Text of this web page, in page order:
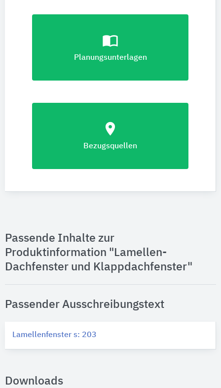
import_contacts
Planungsunterlagen
location_on
Bezugsquellen
Passende Inhalte zur
Produktinformation "Lamellen-
Dachfenster und Klappdachfenster"
Passender Ausschreibungstext
Lamellenfenster s: 203
Downloads